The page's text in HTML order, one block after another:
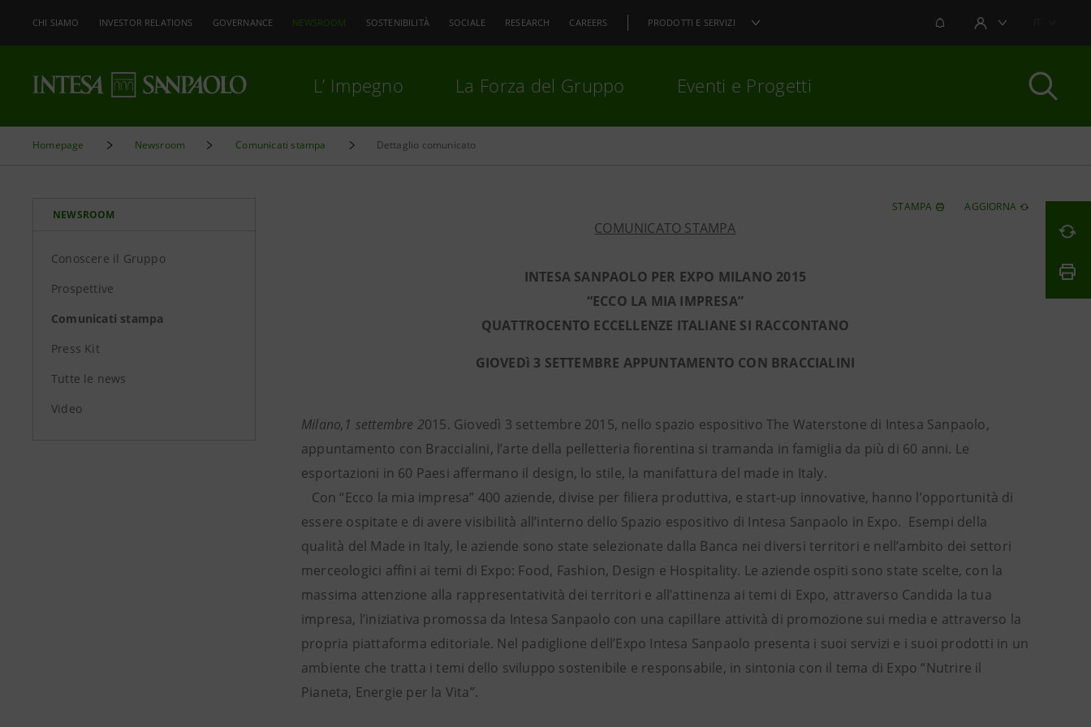
CHI SIAMO INVESTOR RELATIONS GOVERNANCE NEWSROOM SOSTENIBILITÀ SOCIALE RESEARCH CAREERS PRODOTTI E SERVIZI NOTIFICHEAREA UTENTE
L’ Impegno La Forza del Gruppo Eventi e Progetti
Homepage Newsroom Comunicati stampa Dettaglio comunicato
NEWSROOM
Conoscere il Gruppo
Prospettive
Comunicati stampa
Press Kit
Tutte le news
Video
STAMPA AGGIORNA
COMUNICATO STAMPA
INTESA SANPAOLO PER EXPO MILANO 2015
“ECCO LA MIA IMPRESA”
QUATTROCENTO ECCELLENZE ITALIANE SI RACCONTANO
GIOVEDì 3 SETTEMBRE APPUNTAMENTO CON BRACCIALINI
Milano,1 settembre 2015. Giovedì 3 settembre 2015, nello spazio espositivo The Waterstone di Intesa Sanpaolo,
appuntamento con Braccialini, l’arte della pelletteria fiorentina si tramanda in famiglia da più di 60 anni. Le
esportazioni in 60 Paesi affermano il design, lo stile, la manifattura del made in Italy.
Con “Ecco la mia impresa” 400 aziende, divise per filiera produttiva, e start-up innovative, hanno l’opportunità di
essere ospitate e di avere visibilità all’interno dello Spazio espositivo di Intesa Sanpaolo in Expo. Esempi della
qualità del Made in Italy, le aziende sono state selezionate dalla Banca nei diversi territori e nell’ambito dei settori
merceologici affini ai temi di Expo: Food, Fashion, Design e Hospitality. Le aziende ospiti sono state scelte, con la
massima attenzione alla rappresentatività dei territori e all’attinenza ai temi di Expo, attraverso Candida la tua
impresa, l’iniziativa promossa da Intesa Sanpaolo con una capillare attività di promozione sui media e attraverso la
propria piattaforma editoriale. Nel padiglione dell’Expo Intesa Sanpaolo presenta i suoi servizi e i suoi prodotti in un
ambiente che tratta i temi dello sviluppo sostenibile e responsabile, in sintonia con il tema di Expo “Nutrire il
Pianeta, Energie per la Vita”.